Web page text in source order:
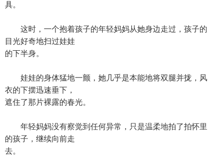
具。
这时，一个抱着孩子的年轻妈妈从她身边走过，孩子的
目光好奇地扫过娃娃
的下半身。
娃娃的身体猛地一颤，她几乎是本能地将双腿并拢，风
衣的下摆迅速垂下，
遮住了那片裸露的春光。
年轻妈妈没有察觉到任何异常，只是温柔地拍了拍怀里
的孩子，继续向前走
去。